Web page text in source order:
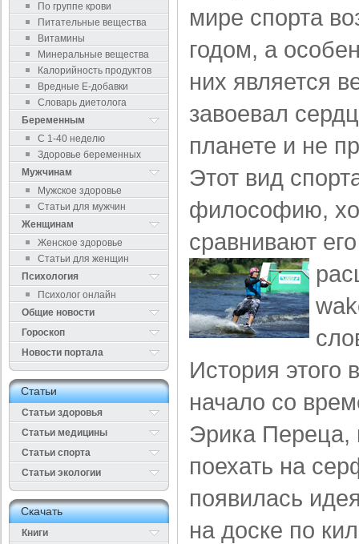
По группе крови
Питательные вещества
Витамины
Минеральные вещества
Калорийность продуктов
Вредные Е-добавки
Словарь диетолога
Беременным
С 1-40 неделю
Здоровье беременных
Мужчинам
Мужское здоровье
Статьи для мужчин
Женщинам
Женское здоровье
Статьи для женщин
Психология
Психолог онлайн
Общие новости
Гороскоп
Новости портала
Cтатьи
Статьи здоровья
Cтатьи медицины
Статьи спорта
Статьи экологии
Cкачать
Книги
мире спорта
годом, а
них является
завоевал
планете и не
Этот вид
философию,
сравнивают
История этого
начало со
Эрика Переца,
поехать на
появилась
на доске по